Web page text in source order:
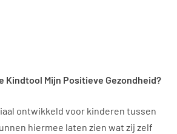
Kindtool Mijn Positieve Gezondheid?
ontwikkeld voor kinderen tussen
hiermee laten zien wat zij zelf